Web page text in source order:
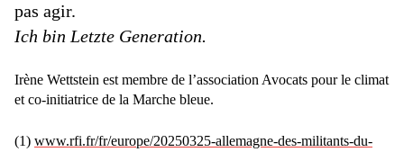
pas agir.
Ich bin Letzte Generation.
Irène Wettstein est membre de l’association Avocats pour le climat
et co-initiatrice de la Marche bleue.
(1) www.rfi.fr/fr/europe/20250325-allemagne-des-militants-du-